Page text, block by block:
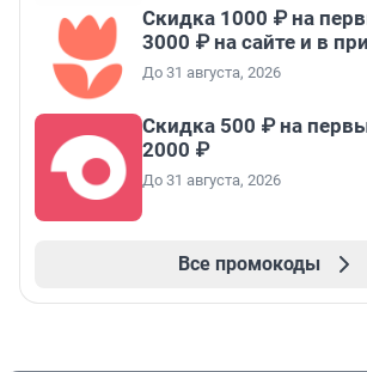
Скидка 1000 ₽ на
3000 ₽ на сайте и в
До 31 августа, 2026
Скидка 500 ₽ на
2000 ₽
До 31 августа, 2026
Все промокоды